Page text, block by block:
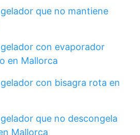
que no mantiene
con evaporador
en Mallorca
con bisagra rota en
que no descongela
Mallorca